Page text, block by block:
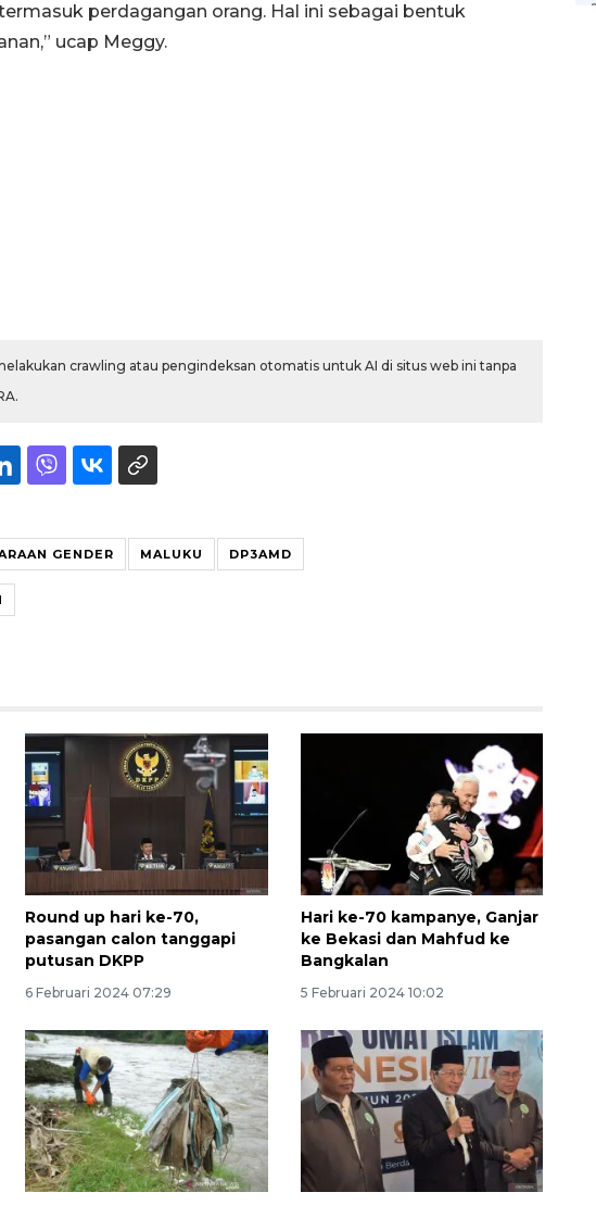
perdagangan orang. Hal ini sebagai bentuk
ucap Meggy.
crawling atau pengindeksan otomatis untuk AI di situs web ini tanpa
GENDER MALUKU DP3AMD
Round up hari ke-70,
pasangan calon tanggapi
putusan DKPP
6 Februari 2024 07:29
Hari ke-70 kampanye, Ganjar
ke Bekasi dan Mahfud ke
Bangkalan
5 Februari 2024 10:02
jalanan Jakarta